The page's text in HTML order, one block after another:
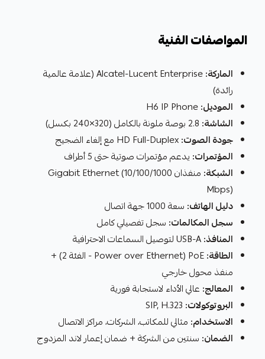
المواصفات الفنية
الماركة:
Alcatel-Lucent Enterprise (علامة عالمية
رائدة)
الموديل:
الشاشة:
جودة الصوت:
المؤتمرات: يدعم مؤتمرات صوتية حتى 5 أطراف
الشبكة:
منفذان Gigabit Ethernet (10/100/1000
Mbps)
دليل الهاتف: سعة 1000 جهة اتصال
سجل المكالمات: سجل تفصيلي كامل
المنافذ:
الطاقة:
PoE (Power over Ethernet - الفئة 2) +
منفذ محول خارجي
المعالج: عالي الأداء لاستجابة فورية
البروتوكولات:
الاستخدام: مثالي للمكاتب، الشركات، مراكز الاتصال
الضمان: سنتين من الشركة + ضمان إعمار لاند المزدوج